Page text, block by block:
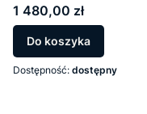
Cena
1 480,00 zł
Do koszyka
Dostępność: dostępny